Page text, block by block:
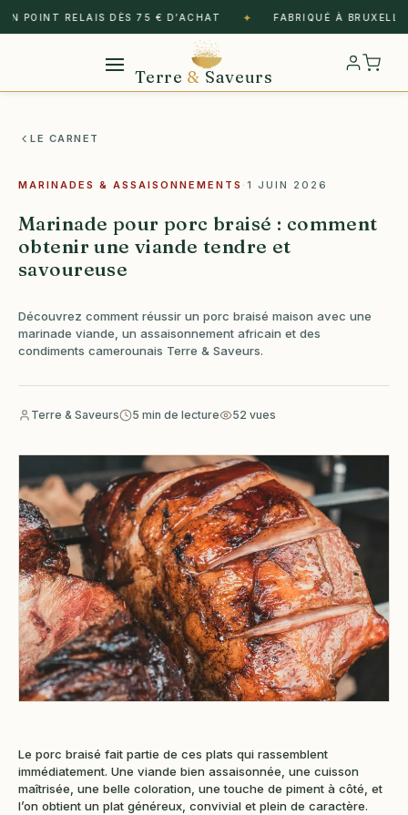
POINT RELAIS DÈS 75 € D’ACHAT FABRIQUÉ À BRUXELLES
Terre & Saveurs
LE CARNET
MARINADES & ASSAISONNEMENTS · 1 JUIN 2026
Marinade pour porc braisé : comment
obtenir une viande tendre et
savoureuse
Découvrez comment réussir un porc braisé maison avec une
marinade viande, un assaisonnement africain et des
condiments camerounais Terre & Saveurs.
Terre & Saveurs 5 min de lecture 52 vues
Le porc braisé fait partie de ces plats qui rassemblent
immédiatement. Une viande bien assaisonnée, une cuisson
maîtrisée, une belle coloration, une touche de piment à côté, et
l’on obtient un plat généreux, convivial et plein de caractère.